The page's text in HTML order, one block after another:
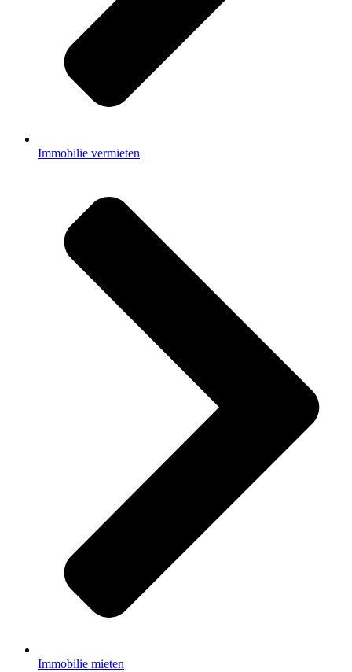
Immobilie vermieten
Immobilie mieten